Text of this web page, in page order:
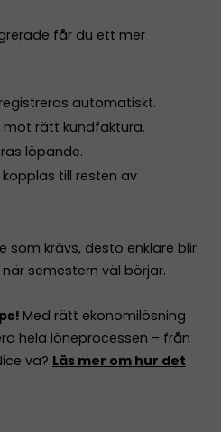
får du ett mer
automatiskt.
rätt kundfaktura.
löpande.
till resten av
som krävs, desto enklare blir
semestern väl börjar.
Med rätt ekonomilösning
hela löneprocessen – från
va? Läs mer om hur det